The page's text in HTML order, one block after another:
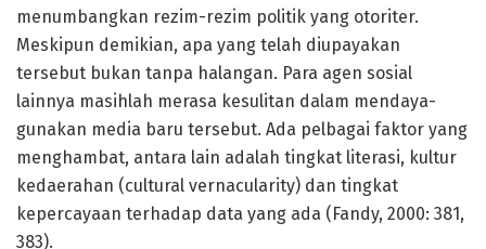
menumbangkan rezim-rezim politik yang otoriter.
Meskipun demikian, apa yang telah diupayakan
tersebut bukan tanpa halangan. Para agen sosial
lainnya masihlah merasa kesulitan dalam mendaya-
gunakan media baru tersebut. Ada pelbagai faktor yang
menghambat, antara lain adalah tingkat literasi, kultur
kedaerahan (cultural vernacularity) dan tingkat
kepercayaan terhadap data yang ada (Fandy, 2000: 381,
383).